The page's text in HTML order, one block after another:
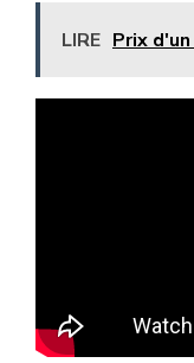
LIRE Prix